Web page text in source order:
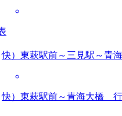
快）東萩駅前～三見駅～青
快）東萩駅前～青海大橋 行